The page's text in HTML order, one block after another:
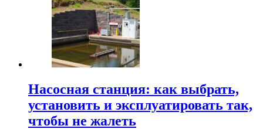
Насосная станция: как выбрать,
установить и эксплуатировать так,
чтобы не жалеть